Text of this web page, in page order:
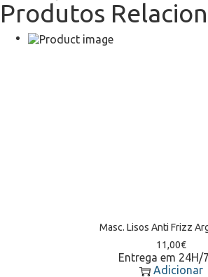
Produtos
Masc. Lisos Anti Frizz
11,00€
Entrega em 24H/
Adicionar